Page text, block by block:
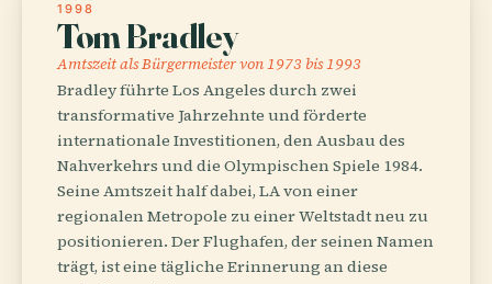
1998
Tom Bradley
Amtszeit als Bürgermeister von 1973 bis 1993
Bradley führte Los Angeles durch zwei
transformative Jahrzehnte und förderte
internationale Investitionen, den Ausbau des
Nahverkehrs und die Olympischen Spiele 1984.
Seine Amtszeit half dabei, LA von einer
regionalen Metropole zu einer Weltstadt neu zu
positionieren. Der Flughafen, der seinen Namen
trägt, ist eine tägliche Erinnerung an diese